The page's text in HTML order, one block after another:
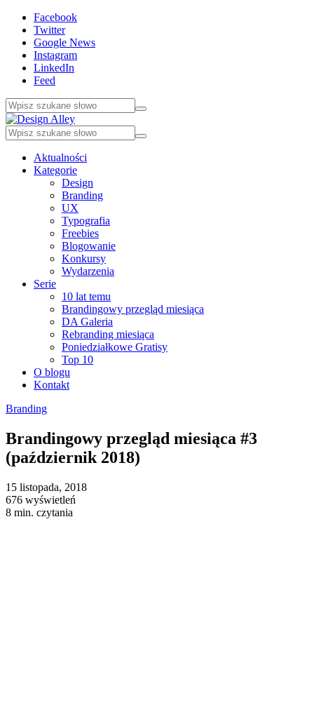
Facebook
Twitter
Google News
Instagram
LinkedIn
Feed
Aktualności
Kategorie
Design
Branding
UX
Typografia
Freebies
Blogowanie
Konkursy
Wydarzenia
Serie
10 lat temu
Brandingowy przegląd miesiąca
DA Galeria
Rebranding miesiąca
Poniedziałkowe Gratisy
Top 10
O blogu
Kontakt
Branding
Brandingowy przegląd miesiąca #3
(październik 2018)
15 listopada, 2018
676 wyświetleń
8 min. czytania